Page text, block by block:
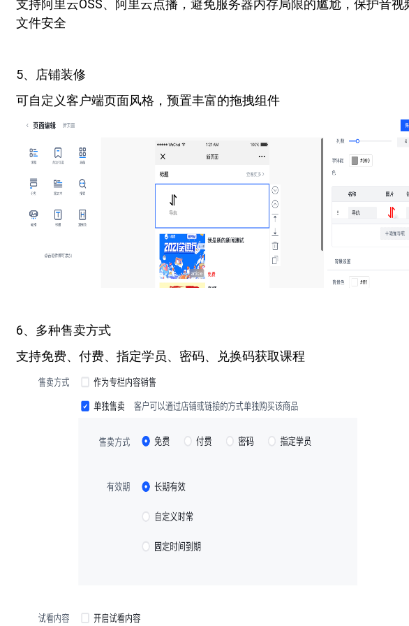
支持阿里云OSS、阿里云点播，避免服务器内存局限的尴尬，保护音视
文件安全
5、店铺装修
可自定义客户端页面风格，预置丰富的拖拽组件
6、多种售卖方式
支持免费、付费、指定学员、密码、兑换码获取课程